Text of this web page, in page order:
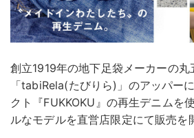
創立1919年の地下足袋メーカーの
「tabiRela(たびりら)」のアッパー
クト『FUKKOKU』の再生デニムを
ルなモデルを直営店限定にて販売を